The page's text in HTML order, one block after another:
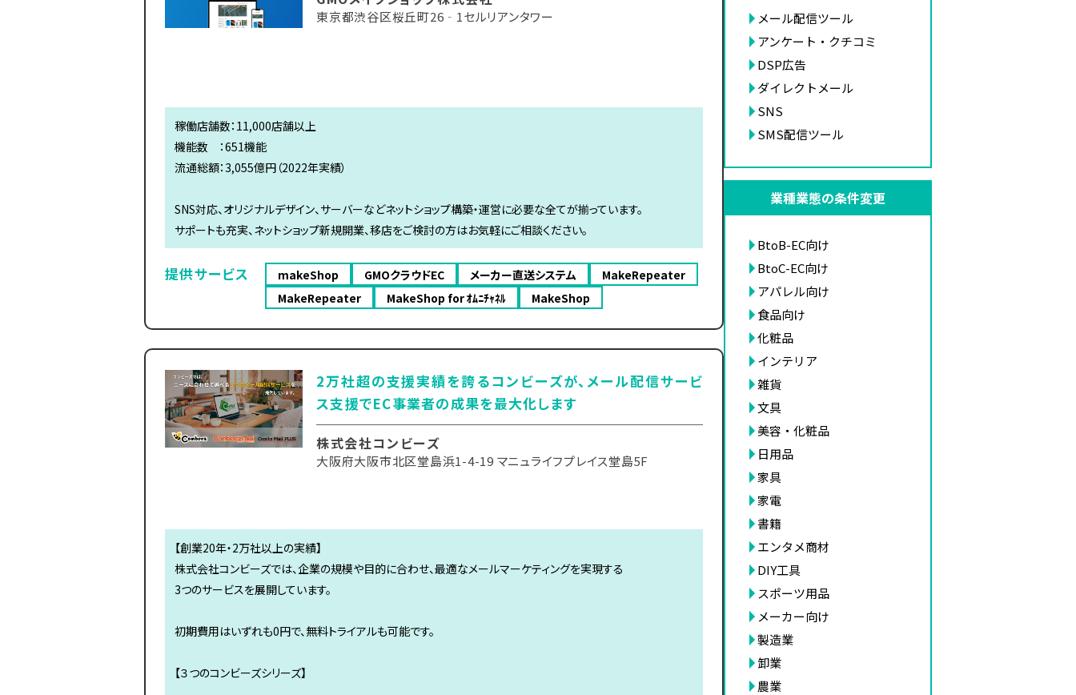
東京都渋谷区桜丘町26‐1セルリアンタワー
稼働店舗数：11,000店舗以上
機能数 ：651機能
流通総額：3,055億円（2022年実績）
SNS対応、オリジナルデザイン、サーバーなどネットショップ構築・運営に必要な全てが揃っています。
サポートも充実、ネットショップ新規開業、移店をご検討の方はお気軽にご相談ください。
提供サービス makeShop GMOクラウドEC メーカー直送システム
MakeRepeater
MakeRepeater
MakeShop for ｵﾑﾆﾁｬﾈﾙ MakeShop
2万社超の支援実績を誇るコンビーズが、メール配信サービ
ス支援でEC事業者の成果を最大化します
株式会社コンビーズ
大阪府大阪市北区堂島浜1-4-19 マニュライフプレイス堂島5F
【創業20年・2万社以上の実績】
株式会社コンビーズでは、企業の規模や目的に合わせ、最適なメールマーケティングを実現する
3つのサービスを展開しています。
初期費用はいずれも0円で、無料トライアルも可能です。
【３つのコンビーズシリーズ】
メール配信ツール
アンケート・クチコミ
DSP広告
ダイレクトメール
SNS
SMS配信ツール
業種業態の条件変更
BtoB-EC向け
BtoC-EC向け
アパレル向け
食品向け
化粧品
インテリア
雑貨
文具
美容・化粧品
日用品
家具
家電
書籍
エンタメ商材
DIY工具
スポーツ用品
メーカー向け
製造業
卸業
農業